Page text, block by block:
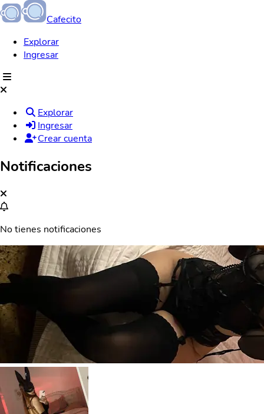
Cafecito
Explorar
Ingresar
Explorar
Ingresar
Crear cuenta
Notificaciones
No tienes notificaciones